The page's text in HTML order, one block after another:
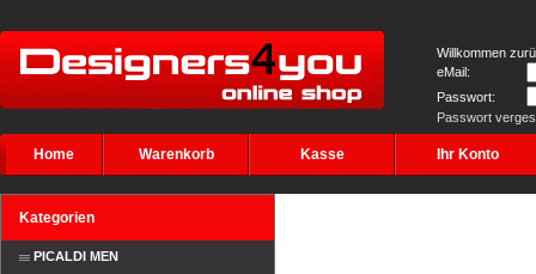
Willkommen
eMail:
Passwort:
Passwort
Home Warenkorb Kasse Ihr Konto
Kategorien
PICALDI MEN